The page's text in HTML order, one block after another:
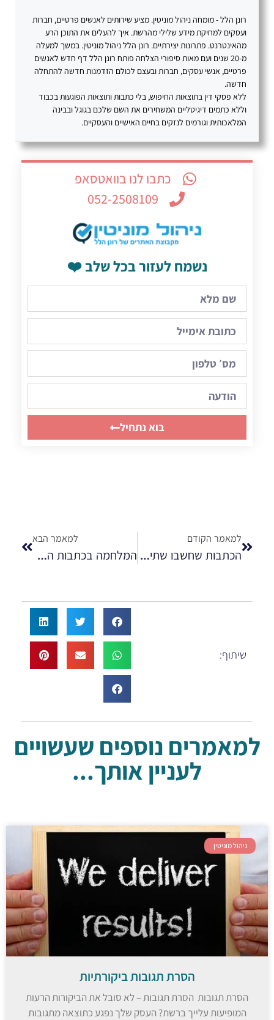
רונן הלל - מומחה ניהול מוניטין. מציע שירותים לאנשים פרטיים, חברות
ועסקים למחיקת מידע שלילי מהרשת. איך להעלים את התוכן הרע
מהאינטרנט. פתרונות יצירתיים. רונן הלל ניהול מוניטין. במשך למעלה
מ-20 שנים ועם מאות סיפורי הצלחה פותח רונן הלל דף חדש לאנשים
פרטיים, אנשי עסקים, חברות ובעצם לכולם הזדמנות חדשה להתחלה
חדשה.
ללא פסקי דין בתוצאות החיפוש, בלי כתבות ותוצאות הפוגעות בכבוד
וללא כתמים דיגיטליים המשחירים את השם שלכם בגוגל ובבינה
המלאכותית וגורמים לנזקים בחיים האישיים והעסקיים.
כתבו לנו בוואטסאפ
052-2508109
נשמח לעזור בכל שלב ❤️
בוא נתחיל
למאמר הקודם
הכתבות שחשבו שתישארו איתן לנצח – עד שרונן הלל נלחם בהן!
למאמר הבא
המלחמה בכתבות השליליות: רונן הלל מסביר איך לנצח את גוגל
שיתוף:
למאמרים נוספים שעשויים
לעניין אותך...
ניהול מוניטין
הסרת תגובות ביקורתיות
הסרת תגובות הסרת תגובות – לא סובל את הביקורות הרעות
המופיעות עלייך ברשת? העסק שלך נפגע כתוצאה מתגובות